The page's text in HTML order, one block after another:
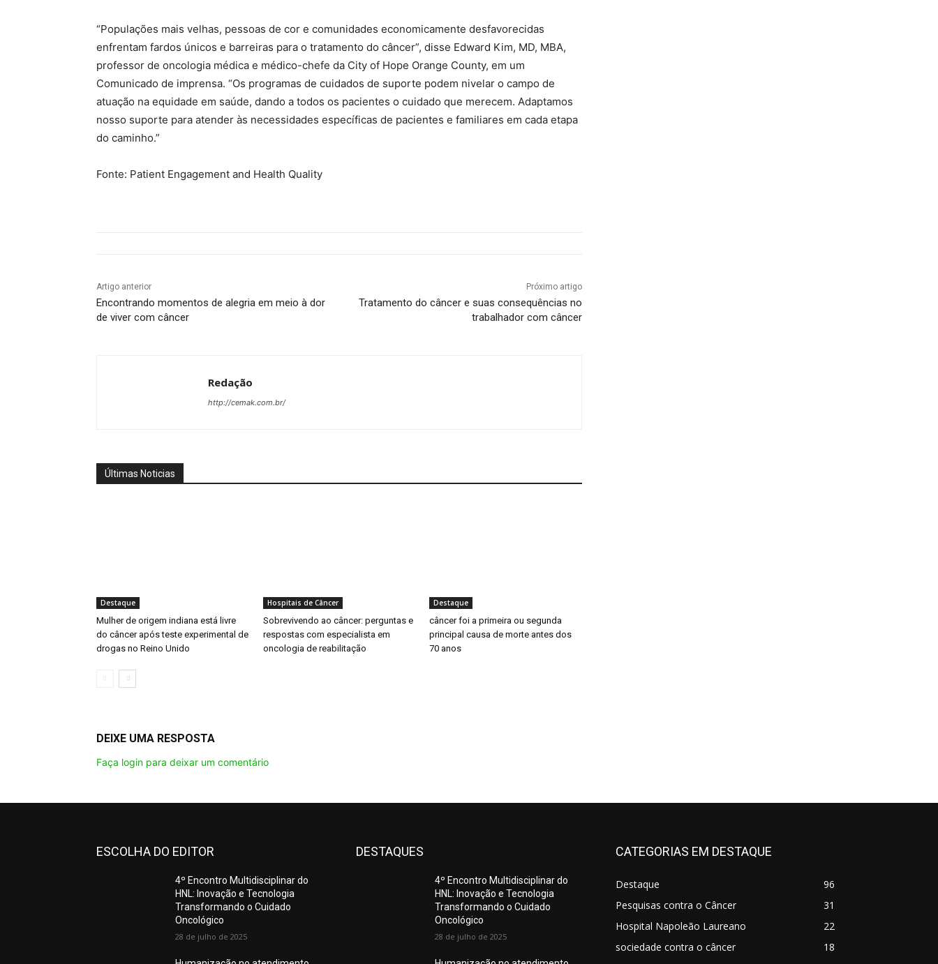
“Populações mais velhas, pessoas de cor e comunidades economicamente desfavorecidas
enfrentam fardos únicos e barreiras para o tratamento do câncer”, disse Edward Kim, MD, MBA,
professor de oncologia médica e médico-chefe da City of Hope Orange County, em um
Comunicado de imprensa. “Os programas de cuidados de suporte podem nivelar o campo de
atuação na equidade em saúde, dando a todos os pacientes o cuidado que merecem. Adaptamos
nosso suporte para atender às necessidades específicas de pacientes e familiares em cada etapa
do caminho.”
Fonte: Patient Engagement and Health Quality
Artigo anterior
Encontrando momentos de alegria em meio à dor
de viver com câncer
Próximo artigo
Tratamento do câncer e suas consequências no
trabalhador com câncer
Redação
http://cemak.com.br/
Últimas Noticias
Destaque
Mulher de origem indiana está livre
do câncer após teste experimental de
drogas no Reino Unido
Hospitais de Câncer
Sobrevivendo ao câncer: perguntas e
respostas com especialista em
oncologia de reabilitação
Destaque
câncer foi a primeira ou segunda
principal causa de morte antes dos
70 anos
DEIXE UMA RESPOSTA
Faça login para deixar um comentário
ESCOLHA DO EDITOR
4º Encontro Multidisciplinar do
HNL: Inovação e Tecnologia
Transformando o Cuidado
Oncológico
28 de julho de 2025
DESTAQUES
4º Encontro Multidisciplinar do
HNL: Inovação e Tecnologia
Transformando o Cuidado
Oncológico
28 de julho de 2025
CATEGORIAS EM DESTAQUE
Destaque
96
Pesquisas contra o Câncer
31
Hospital Napoleão Laureano
22
sociedade contra o câncer
18